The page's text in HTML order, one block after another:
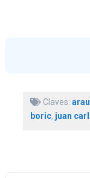
Claves:
boric, juan